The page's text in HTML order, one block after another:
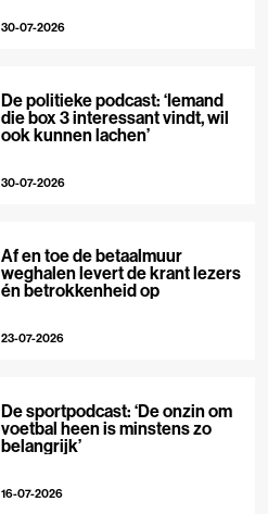
30-07-2026
De politieke podcast: ‘Iemand
die box 3 interessant vindt, wil
ook kunnen lachen’
30-07-2026
Af en toe de betaalmuur
weghalen levert de krant lezers
én betrokkenheid op
23-07-2026
De sportpodcast: ‘De onzin om
voetbal heen is minstens zo
belangrijk’
16-07-2026